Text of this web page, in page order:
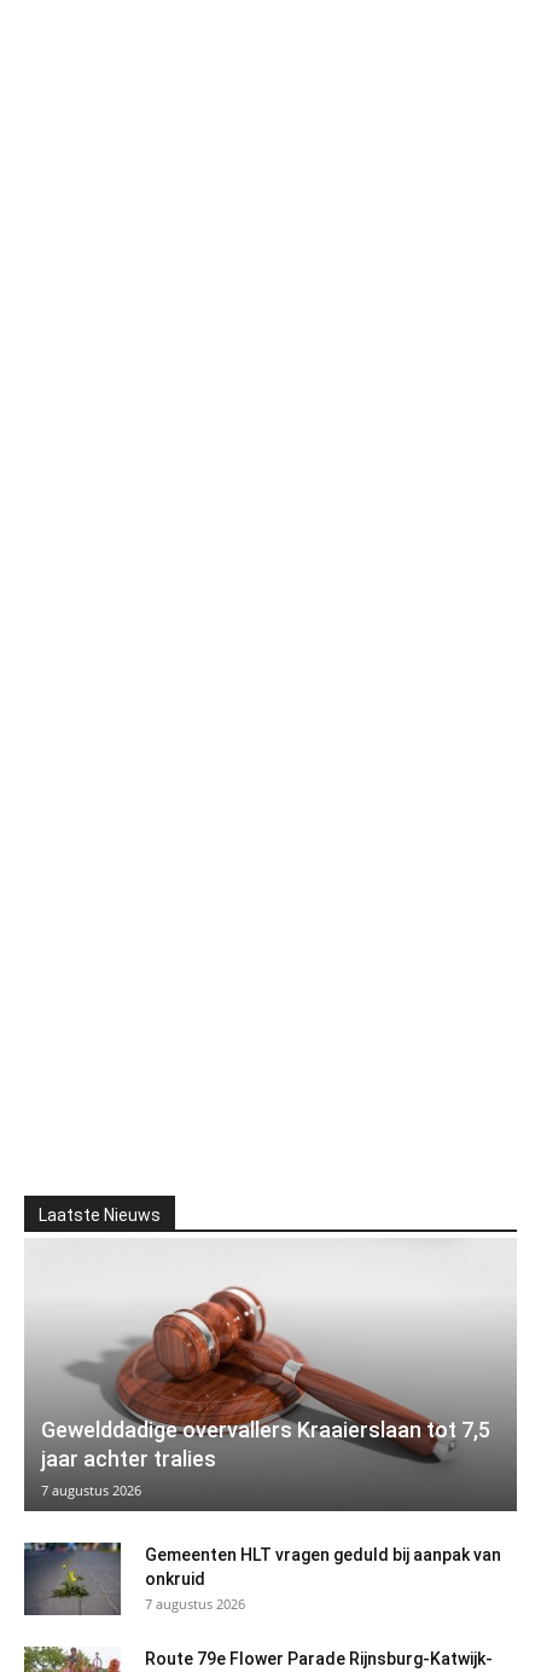
Laatste Nieuws
Gewelddadige overvallers Kraaierslaan tot 7,5
jaar achter tralies
7 augustus 2026
Gemeenten HLT vragen geduld bij aanpak van
onkruid
7 augustus 2026
Route 79e Flower Parade Rijnsburg-Katwijk-